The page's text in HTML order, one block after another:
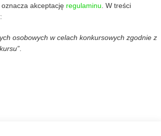
oznacza akceptację regulaminu. W treści
osobowych w celach konkursowych zgodnie z
.